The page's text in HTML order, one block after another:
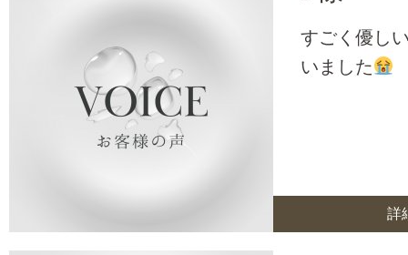
すごく優し
いました
詳